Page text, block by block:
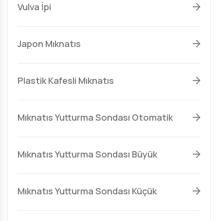
Vulva İpi
Japon Mıknatıs
Plastik Kafesli Mıknatıs
Mıknatıs Yutturma Sondası Otomatik
Mıknatıs Yutturma Sondası Büyük
Mıknatıs Yutturma Sondası Küçük